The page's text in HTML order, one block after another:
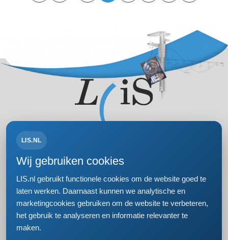
Volg ons op:
Bezoek- en postadres
Einsteinweg 61
2333 CC Leiden
LIS.NL
Wij gebruiken cookies
LIS.nl gebruikt functionele cookies om de website goed te
laten werken. Daarnaast kunnen we analytische en
marketingcookies gebruiken om de website te verbeteren,
het gebruik te analyseren en informatie relevanter te
maken.